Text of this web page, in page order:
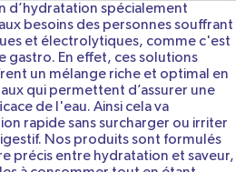
d’hydratation spécialement
besoins des personnes souffrant
et électrolytiques, comme c'est
gastro. En effet, ces solutions
un mélange riche et optimal en
qui permettent d’assurer une
de l'eau. Ainsi cela va
rapide sans surcharger ou irriter
Nos produits sont formulés
précis entre hydratation et saveur,